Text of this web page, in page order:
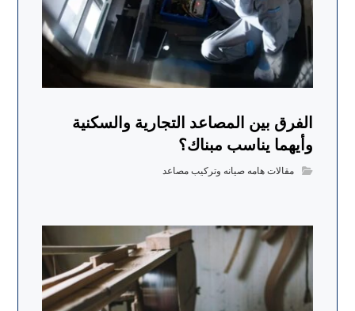
الفرق بين المصاعد التجارية والسكنية
وأيهما يناسب مبناك؟
مقالات هامه صيانه وتركيب مصاعد